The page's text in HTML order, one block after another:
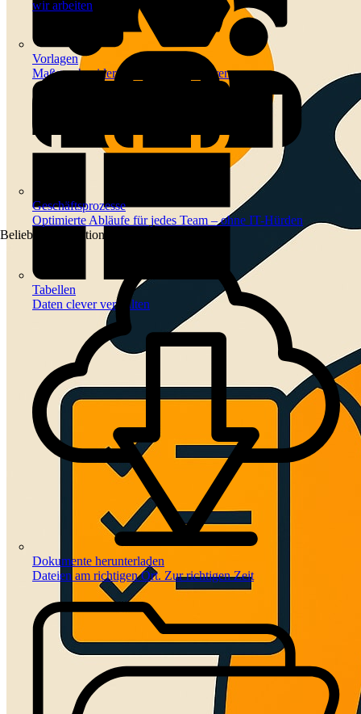
Vorlagen
Maßgeschneiderte Vorlagen inspirieren
Tabellen
Daten clever verwalten
Geschäftsprozesse
Optimierte Abläufe für jedes Team – ohne IT-Hürden
Beliebte Automationen
Dokumente herunterladen
Dateien am richtigen Ort. Zur richtigen Zeit
wir arbeiten